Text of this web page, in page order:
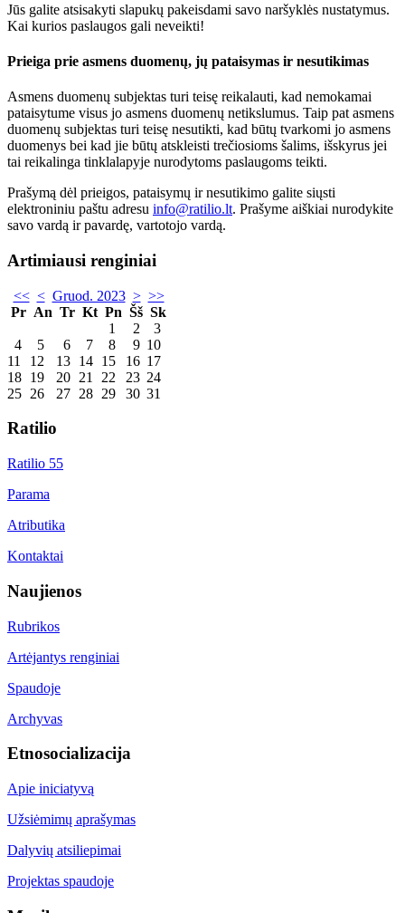
Jūs galite atsisakyti slapukų pakeisdami savo naršyklės nustatymus.
Kai kurios paslaugos gali neveikti!
Prieiga prie asmens duomenų, jų pataisymas ir nesutikimas
Asmens duomenų subjektas turi teisę reikalauti, kad nemokamai
pataisytume visus jo asmens duomenų netikslumus. Taip pat asmens
duomenų subjektas turi teisę nesutikti, kad būtų tvarkomi jo asmens
duomenys bei kad jie būtų atskleisti trečiosioms šalims, išskyrus jei
tai reikalinga tinklalapyje nurodytoms paslaugoms teikti.
Prašymą dėl prieigos, pataisymų ir nesutikimo galite siųsti
elektroniniu paštu adresu info@ratilio.lt. Prašyme aiškiai nurodykite
savo vardą ir pavardę, vartotojo vardą.
Artimiausi renginiai
<< < Gruod. 2023 > >>
Pr An Tr Kt Pn Šš Sk
1
2
3
4
5 6 7 8 9 10
11
12 13 14 15 16 17
18 19 20 21 22 23 24
25 26 27 28 29 30 31
Ratilio
Ratilio 55
Parama
Atributika
Kontaktai
Naujienos
Rubrikos
Artėjantys renginiai
Spaudoje
Archyvas
Etnosocializacija
Apie iniciatyvą
Užsiėmimų aprašymas
Dalyvių atsiliepimai
Projektas spaudoje